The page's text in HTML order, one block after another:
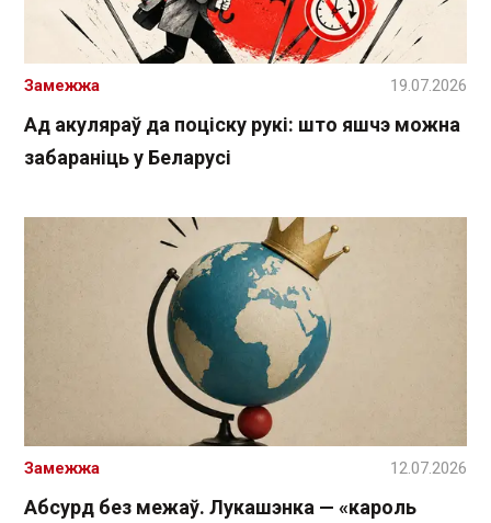
Ад акуляраў да поціску рукі: што яшчэ можна
забараніць у Беларусі
Замежжа 19.07.2026
Абсурд без межаў. Лукашэнка — «кароль
Замежжа 12.07.2026